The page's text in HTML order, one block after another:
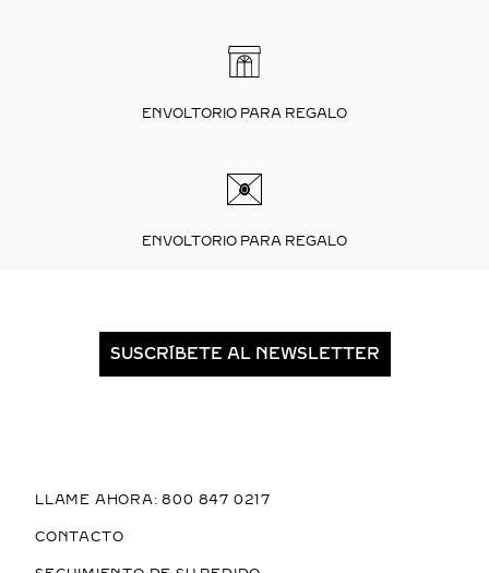
ENVOLTORIO PARA REGALO
ENVOLTORIO PARA REGALO
SUSCRÍBETE AL NEWSLETTER
LLAME AHORA: 800 847 0217
CONTACTO